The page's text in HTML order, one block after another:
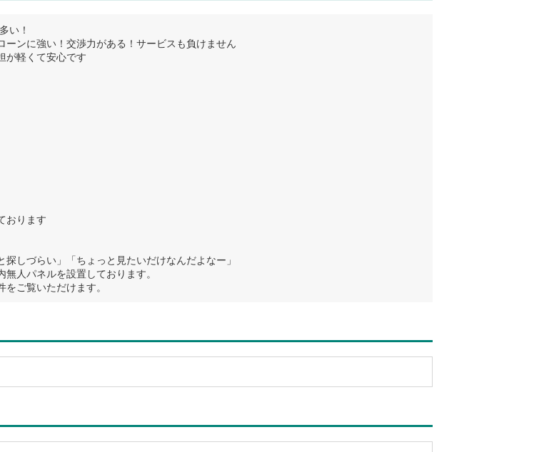
い！
ンに強い！交渉力がある！サービスも負けません
が軽くて安心です
おります
しづらい」「ちょっと見たいだけなんだよなー」
人パネルを設置しております。
ご覧いただけます。